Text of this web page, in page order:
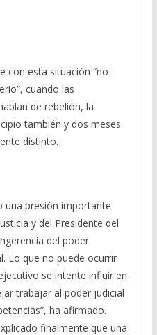
con esta situación “no
cuando las
de rebelión, la
también y dos meses
distinto.
una presión importante
y del Presidente del
del poder
Lo que no puede ocurrir
se intente influir en
trabajar al poder judicial
ha afirmado.
finalmente que una